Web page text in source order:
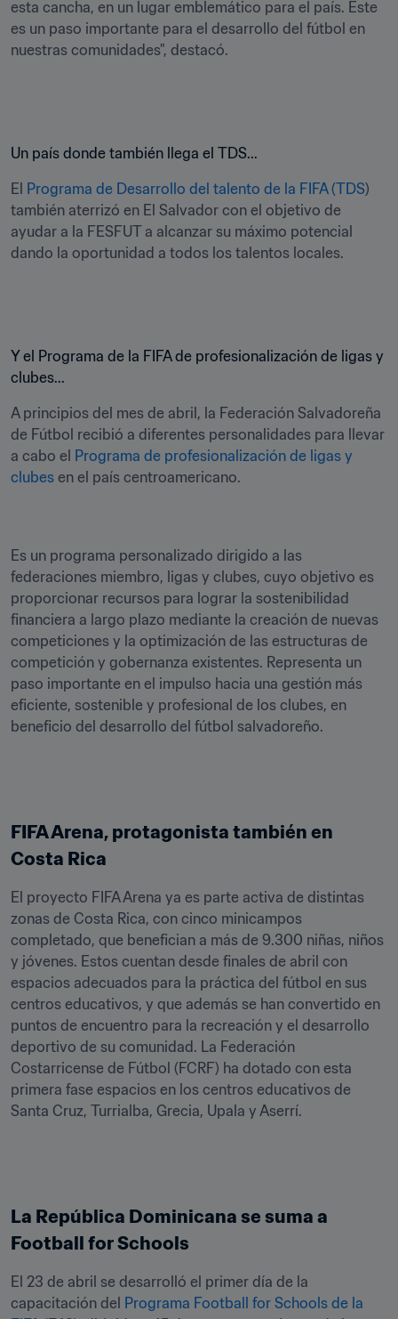
esta cancha, en un lugar emblemático para el país. Este
es un paso importante para el desarrollo del fútbol en
nuestras comunidades", destacó.
Un país donde también llega el TDS...
El Programa de Desarrollo del talento de la FIFA (TDS)
también aterrizó en El Salvador con el objetivo de
ayudar a la FESFUT a alcanzar su máximo potencial
dando la oportunidad a todos los talentos locales.
Y el Programa de la FIFA de profesionalización de ligas y
clubes...
A principios del mes de abril, la Federación Salvadoreña
de Fútbol recibió a diferentes personalidades para llevar
a cabo el Programa de profesionalización de ligas y
clubes en el país centroamericano.
Es un programa personalizado dirigido a las
federaciones miembro, ligas y clubes, cuyo objetivo es
proporcionar recursos para lograr la sostenibilidad
financiera a largo plazo mediante la creación de nuevas
competiciones y la optimización de las estructuras de
competición y gobernanza existentes. Representa un
paso importante en el impulso hacia una gestión más
eficiente, sostenible y profesional de los clubes, en
beneficio del desarrollo del fútbol salvadoreño.
FIFA Arena, protagonista también en
Costa Rica
El proyecto FIFA Arena ya es parte activa de distintas
zonas de Costa Rica, con cinco minicampos
completado, que benefician a más de 9.300 niñas, niños
y jóvenes. Estos cuentan desde finales de abril con
espacios adecuados para la práctica del fútbol en sus
centros educativos, y que además se han convertido en
puntos de encuentro para la recreación y el desarrollo
deportivo de su comunidad. La Federación
Costarricense de Fútbol (FCRF) ha dotado con esta
primera fase espacios en los centros educativos de
Santa Cruz, Turrialba, Grecia, Upala y Aserrí.
La República Dominicana se suma a
Football for Schools
El 23 de abril se desarrolló el primer día de la
capacitación del Programa Football for Schools de la